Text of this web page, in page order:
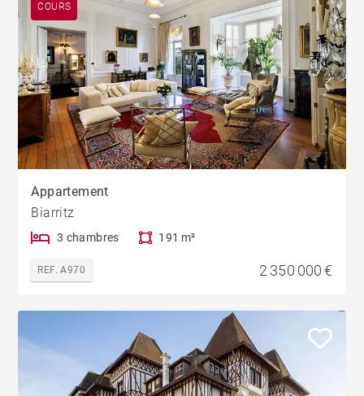
COURS
Appartement
Biarritz
3 chambres 191 m²
REF. A970 2 350 000 €